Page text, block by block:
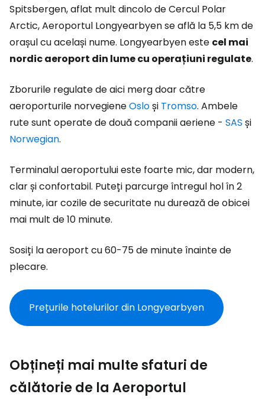
Spitsbergen, aflat mult dincolo de Cercul Polar
Arctic, Aeroportul Longyearbyen se află la 5,5 km de
orașul cu același nume. Longyearbyen este cel mai
nordic aeroport din lume cu operațiuni regulate.
Zborurile regulate de aici merg doar către
aeroporturile norvegieneOsloși Tromso. Ambele
rute sunt operate de două companii aeriene - SAS și
Norwegian.
Terminalul aeroportului este foarte mic, dar modern,
clar și confortabil. Puteți parcurge întregul hol în 2
minute, iar cozile de securitate nu durează de obicei
mai mult de 10 minute.
Sosiți la aeroport cu 60-75 de minute înainte de
plecare.
Prețurile hotelurilor din Longyearbyen
Obțineți mai multe sfaturi de
călătorie de la Aeroportul